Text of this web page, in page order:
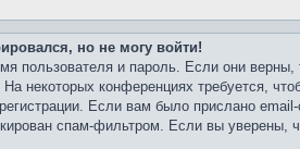
но не могу войти!
пользователя и пароль. Если они
некоторых конференциях требуется,
Если вам было прислано
спам-фильтром. Если вы уверены,